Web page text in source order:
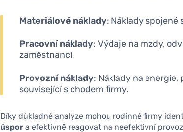
Materiálové náklady: Náklady spojené
Pracovní náklady: Výdaje na mzdy,
zaměstnanci.
Provozní náklady: Náklady na
související s chodem firmy.
Díky důkladné analýze mohou rodinné firmy
úspor a efektivně reagovat na neefektivní